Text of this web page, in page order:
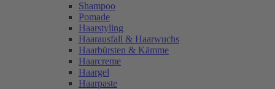
Shampoo
Pomade
Haarstyling
Haarausfall & Haarwuchs
Haarbürsten & Kämme
Haarcreme
Haargel
Haarpaste